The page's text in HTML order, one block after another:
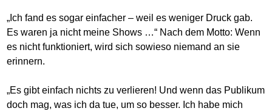
„Ich fand es sogar einfacher – weil es weniger Druck gab.
Es waren ja nicht meine Shows …“ Nach dem Motto: Wenn
es nicht funktioniert, wird sich sowieso niemand an sie
erinnern.
„Es gibt einfach nichts zu verlieren! Und wenn das Publikum
doch mag, was ich da tue, um so besser. Ich habe mich